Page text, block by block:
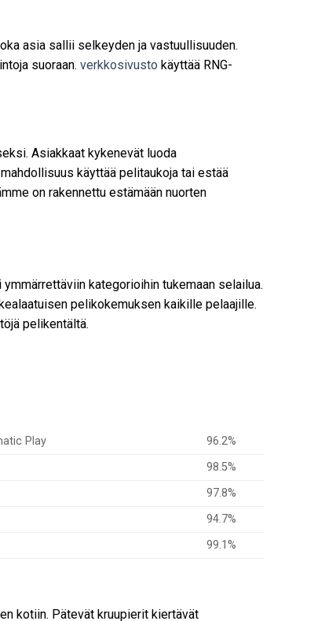
asia sallii selkeyden ja vastuullisuuden.
suoraan. verkkosivusto käyttää RNG-
Asiakkaat kykenevät luoda
käyttää pelitaukoja tai estää
on rakennettu estämään nuorten
kategorioihin tukemaan selailua.
pelikokemuksen kaikille pelaajille.
pelikentältä.
Play
96.2%
98.5%
97.8%
94.7%
99.1%
kotiin. Pätevät kruupierit kiertävät